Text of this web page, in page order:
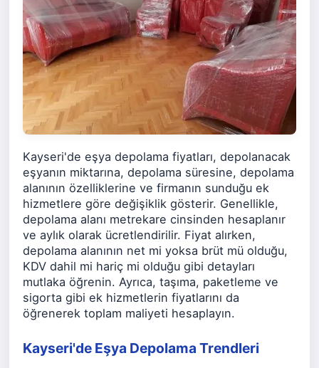
Kayseri'de eşya depolama fiyatları, depolanacak
eşyanın miktarına, depolama süresine, depolama
alanının özelliklerine ve firmanın sunduğu ek
hizmetlere göre değişiklik gösterir. Genellikle,
depolama alanı metrekare cinsinden hesaplanır
ve aylık olarak ücretlendirilir. Fiyat alırken,
depolama alanının net mi yoksa brüt mü olduğu,
KDV dahil mi hariç mi olduğu gibi detayları
mutlaka öğrenin. Ayrıca, taşıma, paketleme ve
sigorta gibi ek hizmetlerin fiyatlarını da
öğrenerek toplam maliyeti hesaplayın.
Kayseri'de Eşya Depolama Trendleri